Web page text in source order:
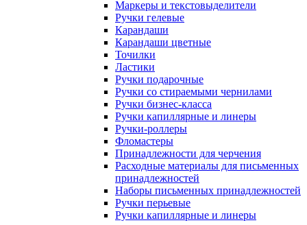
Маркеры и текстовыделители
Ручки гелевые
Карандаши
Карандаши цветные
Точилки
Ластики
Ручки подарочные
Ручки со стираемыми чернилами
Ручки бизнес-класса
Ручки капиллярные и линеры
Ручки-роллеры
Фломастеры
Принадлежности для черчения
Расходные материалы для письменных
принадлежностей
Наборы письменных принадлежностей
Ручки перьевые
Ручки капиллярные и линеры